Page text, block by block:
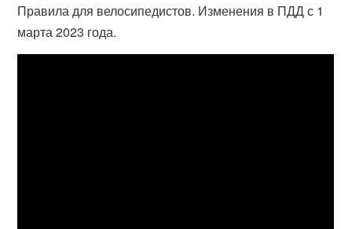
Правила для велосипедистов. Изменения в ПДД с 1
марта 2023 года.